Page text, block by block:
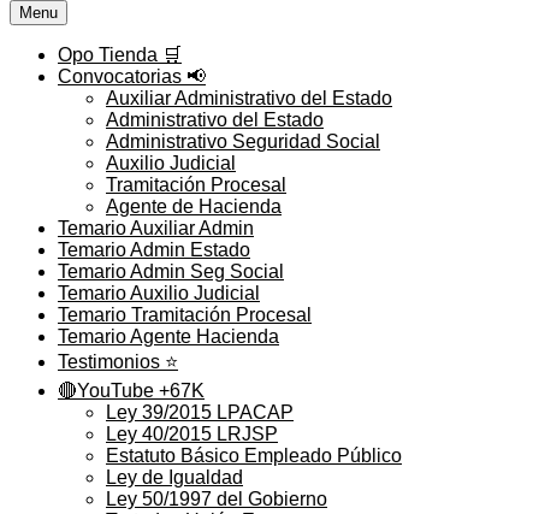
Menu
Opo Tienda 🛒
Convocatorias 📢
Auxiliar Administrativo del Estado
Administrativo del Estado
Administrativo Seguridad Social
Auxilio Judicial
Tramitación Procesal
Agente de Hacienda
Temario Auxiliar Admin
Temario Admin Estado
Temario Admin Seg Social
Temario Auxilio Judicial
Temario Tramitación Procesal
Temario Agente Hacienda
Testimonios ⭐️
🔴YouTube +67K
Ley 39/2015 LPACAP
Ley 40/2015 LRJSP
Estatuto Básico Empleado Público
Ley de Igualdad
Ley 50/1997 del Gobierno